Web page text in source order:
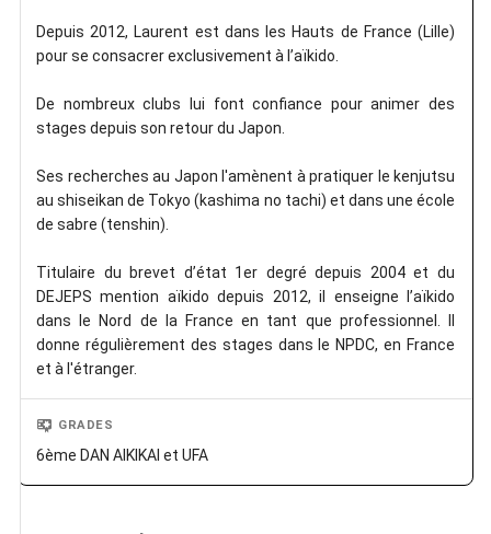
Depuis 2012, Laurent est dans les Hauts de France (Lille)
pour se consacrer exclusivement à l’aïkido.
De nombreux clubs lui font confiance pour animer des
stages depuis son retour du Japon.
Ses recherches au Japon l'amènent à pratiquer le kenjutsu
au shiseikan de Tokyo (kashima no tachi) et dans une école
de sabre (tenshin).
Titulaire du brevet d’état 1er degré depuis 2004 et du
DEJEPS mention aïkido depuis 2012, il enseigne l’aïkido
dans le Nord de la France en tant que professionnel. Il
donne régulièrement des stages dans le NPDC, en France
et à l'étranger.
GRADES
6ème DAN AIKIKAI et UFA